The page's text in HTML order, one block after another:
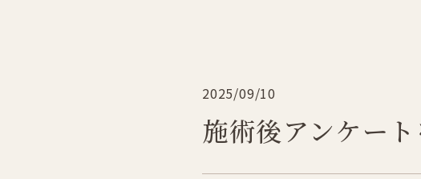
2025/09/10
施術後アンケー